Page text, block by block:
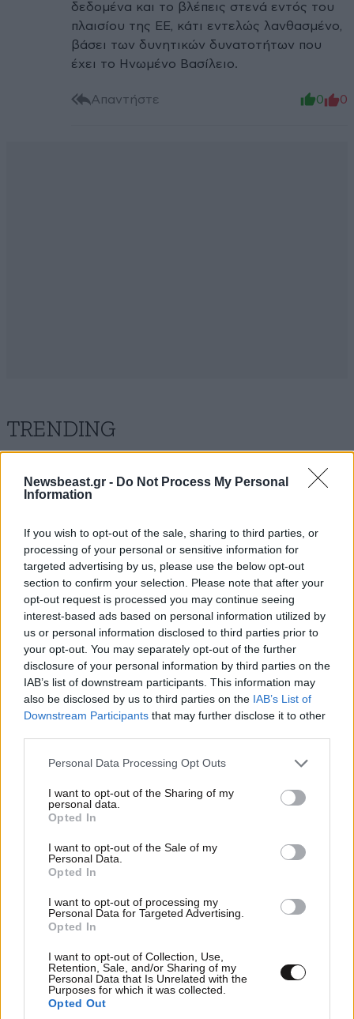
Newsbeast.gr - Do Not Process My Personal
Information
If you wish to opt-out of the sale, sharing to third parties, or
processing of your personal or sensitive information for
targeted advertising by us, please use the below opt-out
section to confirm your selection. Please note that after your
opt-out request is processed you may continue seeing
interest-based ads based on personal information utilized by
us or personal information disclosed to third parties prior to
your opt-out. You may separately opt-out of the further
disclosure of your personal information by third parties on the
IAB’s list of downstream participants. This information may
also be disclosed by us to third parties on the IAB’s List of
Downstream Participants that may further disclose it to other
Please note that this website/app uses one or more Google
not limited to your visit or usage behaviour. You may click to
grant or deny consent to Google and its third-party tags to
use your data for below specified purposes in below Google
consent section.
Personal Data Processing Opt Outs
I want to opt-out of the Sharing of my
personal data.
Opted In
I want to opt-out of the Sale of my
Personal Data.
Opted In
I want to opt-out of processing my
Personal Data for Targeted Advertising.
Opted In
I want to opt-out of Collection, Use,
Retention, Sale, and/or Sharing of my
Personal Data that Is Unrelated with the
Purposes for which it was collected.
Opted Out
δεδομένα και το βλέπεις στενά εντός του
πλαισίου της ΕΕ, κάτι εντελώς λανθασμένο,
βάσει των δυνητικών δυνατοτήτων που
έχει το Ηνωμένο Βασίλειο.
Απαντήστε 0 0
TRENDING
Εριέττα Κούρκουλου – Τα 33α γενέθλια και τα